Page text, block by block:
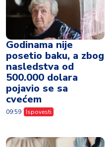
Godinama nije
posetio baku, a zbog
nasledstva od
500.000 dolara
pojavio se sa
cvećem
09:59 Ispovesti